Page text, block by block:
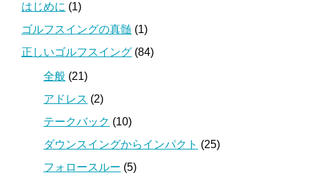
はじめに (1)
ゴルフスイングの真髄 (1)
正しいゴルフスイング (84)
全般 (21)
アドレス (2)
テークバック (10)
ダウンスイングからインパクト (25)
フォロースルー (5)